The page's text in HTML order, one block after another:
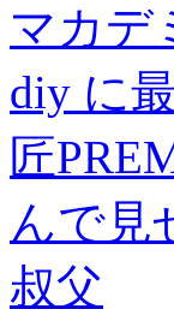
マカデ
diy に
匠
んで見
叔父